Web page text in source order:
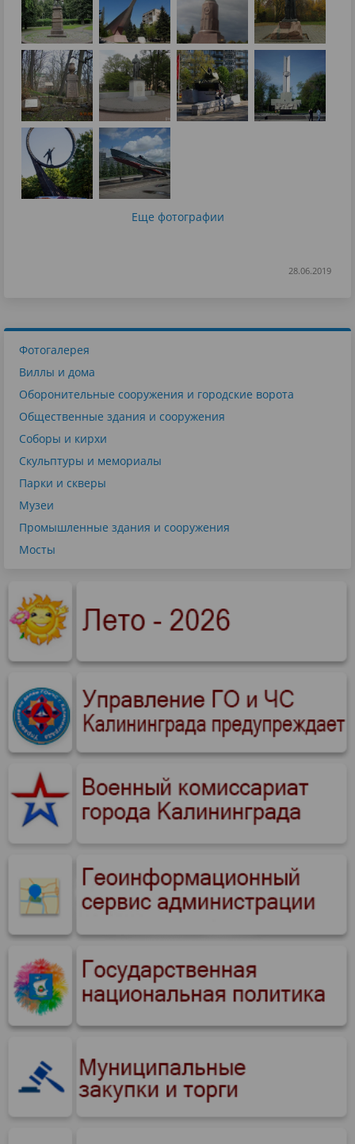
Еще фотографии
28.06.2019
Фотогалерея
Виллы и дома
Оборонительные сооружения и городские ворота
Общественные здания и сооружения
Соборы и кирхи
Скульптуры и мемориалы
Парки и скверы
Музеи
Промышленные здания и сооружения
Мосты